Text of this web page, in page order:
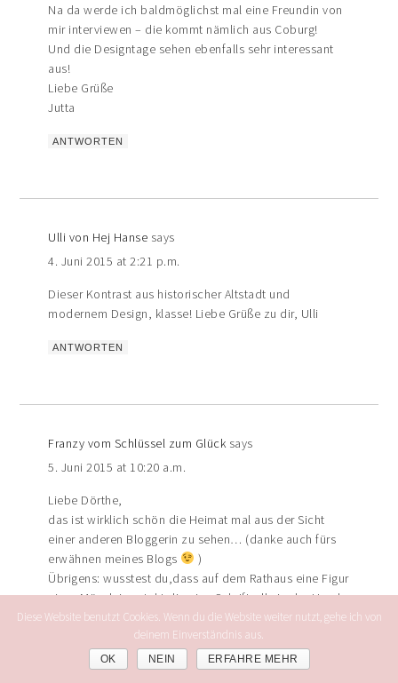
Na da werde ich baldmöglichst mal eine Freundin von
mir interviewen – die kommt nämlich aus Coburg!
Und die Designtage sehen ebenfalls sehr interessant
aus!
Liebe Grüße
Jutta
ANTWORTEN
Ulli von Hej Hanse says
4. Juni 2015 at 2:21 p.m.
Dieser Kontrast aus historischer Altstadt und
modernem Design, klasse! Liebe Grüße zu dir, Ulli
ANTWORTEN
Franzy vom Schlüssel zum Glück says
5. Juni 2015 at 10:20 a.m.
Liebe Dörthe,
das ist wirklich schön die Heimat mal aus der Sicht
einer anderen Bloggerin zu sehen… (danke auch fürs
erwähnen meines Blogs
)
Übrigens: wusstest du,dass auf dem Rathaus eine Figur
eines Männleins steht die eine Schriftrolle in der Hand
hat? Das ist das "Coburger Bratwurstmaas" Jede
Coburger Bratwurst muss genau so lang sein wie diese
Schriftrolle
Diese Website benutzt Cookies. Wenn du die Website weiter nutzt, gehe ich von
deinem Einverständnis aus.
OK NEIN ERFAHRE MEHR